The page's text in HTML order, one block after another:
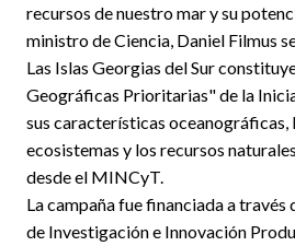
recursos de nuestro mar y su
ministro de Ciencia, Daniel Filmus
Las Islas Georgias del Sur
Geográficas Prioritarias" de la
sus características oceanográficas,
ecosistemas y los recursos
desde el MINCyT.
La campaña fue financiada a
de Investigación e Innovación